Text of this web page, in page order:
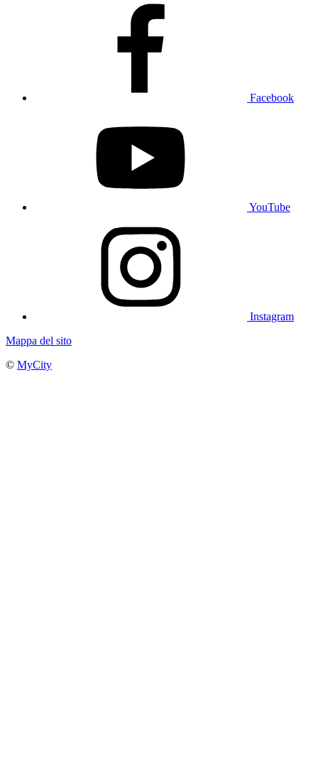
Facebook
YouTube
Instagram
Mappa del sito
© MyCity